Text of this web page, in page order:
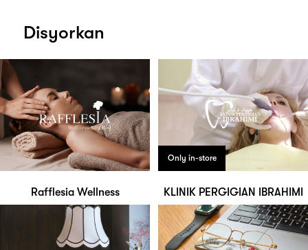
Disyorkan
Rafflesia Wellness
Only in-store
KLINIK PERGIGIAN IBRAHIMI